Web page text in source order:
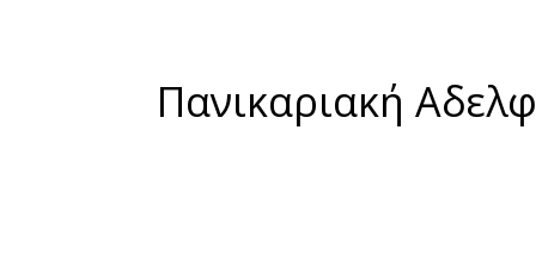
Πανικαριακή